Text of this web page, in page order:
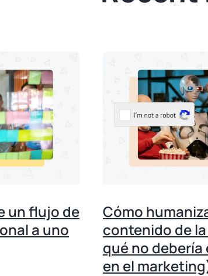
un flujo de
a uno
Cómo
contenido de
qué no
en el